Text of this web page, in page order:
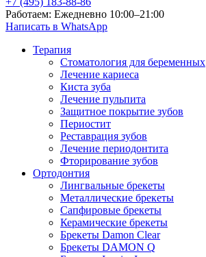
Работаем: Ежедневно 10:00–21:00
Написать в WhatsApp
Терапия
Стоматология для беременных
Лечение кариеса
Киста зуба
Лечение пульпита
Защитное покрытие зубов
Периостит
Реставрация зубов
Лечение периодонтита
Фторирование зубов
Ортодонтия
Лингвальные брекеты
Металлические брекеты
Сапфировые брекеты
Керамические брекеты
Брекеты Damon Clear
Брекеты DAMON Q